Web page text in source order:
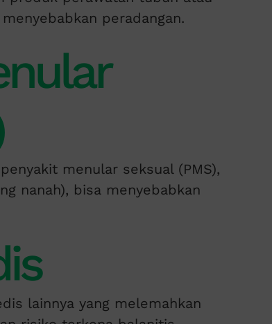
peradangan.
menular seksual (PMS),
nanah), bisa menyebabkan
lainnya yang melemahkan